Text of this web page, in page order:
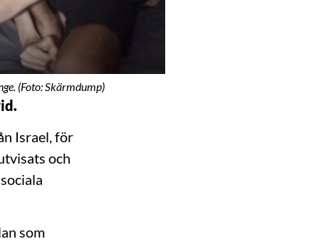
(Foto: Skärmdump)
Israel, för
och
som